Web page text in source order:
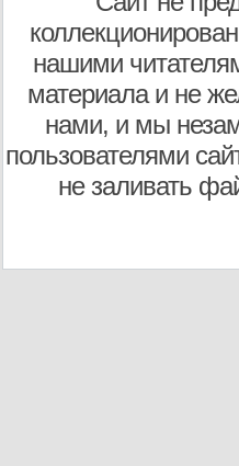
нашими
материала и не
нами, и мы
пользователями
не заливать